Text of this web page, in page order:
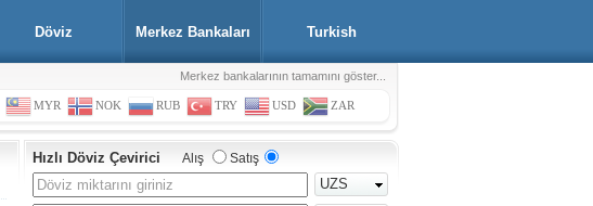
Döviz Merkez Bankaları Turkish
Merkez bankalarının tamamını göster...
MYR NOK RUB TRY USD ZAR
Hızlı Döviz Çevirici Alış Satış
UZS